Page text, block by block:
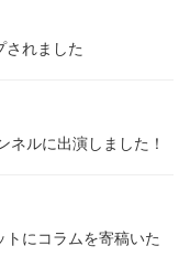
されました
ネルに出演しました！
トにコラムを寄稿いた